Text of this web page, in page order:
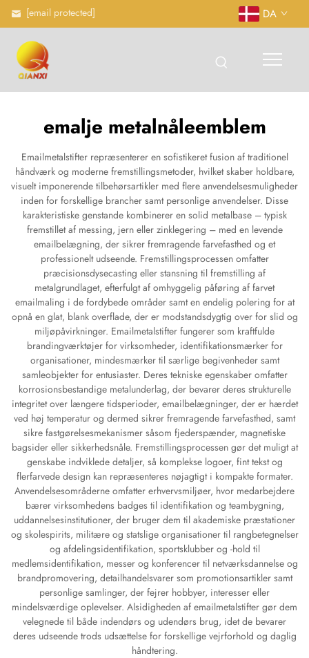
[email protected] DA
emalje metalnåleemblem
Emailmetalstifter repræsenterer en sofistikeret fusion af traditionel
håndværk og moderne fremstillingsmetoder, hvilket skaber holdbare,
visuelt imponerende tilbehørsartikler med flere anvendelsesmuligheder
inden for forskellige brancher samt personlige anvendelser. Disse
karakteristiske genstande kombinerer en solid metalbase – typisk
fremstillet af messing, jern eller zinklegering – med en levende
emailbelægning, der sikrer fremragende farvefasthed og et
professionelt udseende. Fremstillingsprocessen omfatter
præcisionsdysecasting eller stansning til fremstilling af
metalgrundlaget, efterfulgt af omhyggelig påføring af farvet
emailmaling i de fordybede områder samt en endelig polering for at
opnå en glat, blank overflade, der er modstandsdygtig over for slid og
miljøpåvirkninger. Emailmetalstifter fungerer som kraftfulde
brandingværktøjer for virksomheder, identifikationsmærker for
organisationer, mindesmærker til særlige begivenheder samt
samleobjekter for entusiaster. Deres tekniske egenskaber omfatter
korrosionsbestandige metalunderlag, der bevarer deres strukturelle
integritet over længere tidsperioder, emailbelægninger, der er hærdet
ved høj temperatur og dermed sikrer fremragende farvefasthed, samt
sikre fastgørelsesmekanismer såsom fjederspænder, magnetiske
bagsider eller sikkerhedsnåle. Fremstillingsprocessen gør det muligt at
genskabe indviklede detaljer, så komplekse logoer, fint tekst og
flerfarvede design kan repræsenteres nøjagtigt i kompakte formater.
Anvendelsesområderne omfatter erhvervsmiljøer, hvor medarbejdere
bærer virksomhedens badges til identifikation og teambygning,
uddannelsesinstitutioner, der bruger dem til akademiske præstationer
og skolespirits, militære og statslige organisationer til rangbetegnelser
og afdelingsidentifikation, sportsklubber og -hold til
medlemsidentifikation, messer og konferencer til netværksdannelse og
brandpromovering, detailhandelsvarer som promotionsartikler samt
personlige samlinger, der fejrer hobbyer, interesser eller
mindelsværdige oplevelser. Alsidigheden af emailmetalstifter gør dem
velegnede til både indendørs og udendørs brug, idet de bevarer
deres udseende trods udsættelse for forskellige vejrforhold og daglig
håndtering.